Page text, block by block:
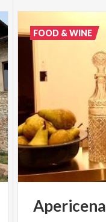
Apericena
FOOD & WINE